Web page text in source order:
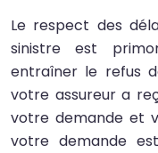
Le respect des
sinistre est
entraîner le refus
votre assureur a
votre demande et
votre demande